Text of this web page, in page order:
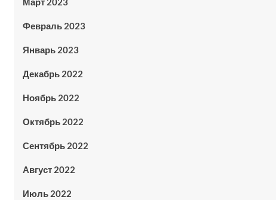
Февраль 2023
Январь 2023
Декабрь 2022
Ноябрь 2022
Октябрь 2022
Сентябрь 2022
Август 2022
Июль 2022